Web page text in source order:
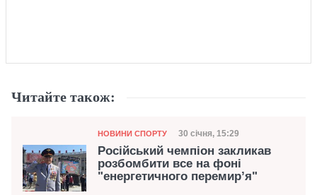
Читайте також:
Категорія
НОВИНИ СПОРТУ Дата публікації
30 січня, 15:29
Російський чемпіон закликав
розбомбити все на фоні
"енергетичного перемир’я"